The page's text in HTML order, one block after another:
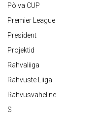
Põlva CUP
Premier League
President
Projektid
Rahvaliiga
Rahvuste Liiga
Rahvusvaheline
S